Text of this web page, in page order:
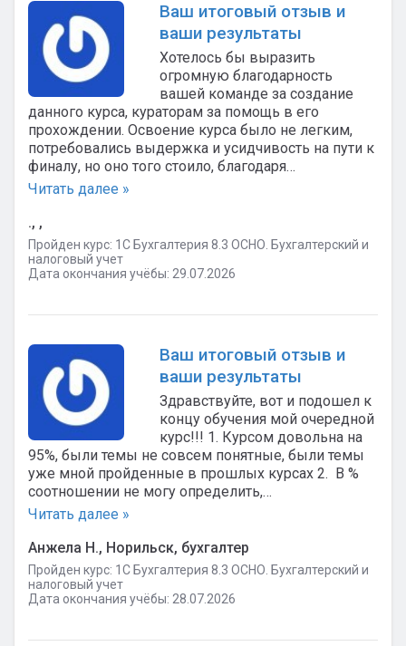
Ваш итоговый отзыв и
ваши результаты
Хотелось бы выразить
огромную благодарность
вашей команде за создание
данного курса, кураторам за помощь в его
прохождении. Освоение курса было не легким,
потребовались выдержка и усидчивость на пути к
финалу, но оно того стоило, благодаря…
Читать далее »
., ,
Пройден курс: 1C Бухгалтерия 8.3 ОСНО. Бухгалтерский и
налоговый учет
Дата окончания учёбы: 29.07.2026
Ваш итоговый отзыв и
ваши результаты
Здравствуйте, вот и подошел к
концу обучения мой очередной
курс!!! 1. Курсом довольна на
95%, были темы не совсем понятные, были темы
уже мной пройденные в прошлых курсах 2. В %
соотношении не могу определить,…
Читать далее »
Анжела Н., Норильск, бухгалтер
Пройден курс: 1C Бухгалтерия 8.3 ОСНО. Бухгалтерский и
налоговый учет
Дата окончания учёбы: 28.07.2026